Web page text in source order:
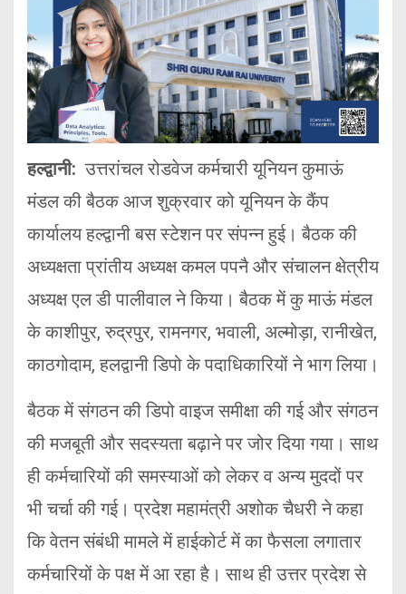
हल्द्वानी: उत्तरांचल रोडवेज कर्मचारी यूनियन कुमाऊं
मंडल की बैठक आज शुक्रवार को यूनियन के कैंप
कार्यालय हल्द्वानी बस स्टेशन पर संपन्न हुई। बैठक की
अध्यक्षता प्रांतीय अध्यक्ष कमल पपनै और संचालन क्षेत्रीय
अध्यक्ष एल डी पालीवाल ने किया। बैठक में कु माऊं मंडल
के काशीपुर, रुद्रपुर, रामनगर, भवाली, अल्मोड़ा, रानीखेत,
काठगोदाम, हलद्वानी डिपो के पदाधिकारियों ने भाग लिया।
बैठक में संगठन की डिपो वाइज समीक्षा की गई और संगठन
की मजबूती और सदस्यता बढ़ाने पर जोर दिया गया। साथ
ही कर्मचारियों की समस्याओं को लेकर व अन्य मुददों पर
भी चर्चा की गई। प्रदेश महामंत्री अशोक चैधरी ने कहा
कि वेतन संबंधी मामले में हाईकोर्ट में का फैसला लगातार
कर्मचारियों के पक्ष में आ रहा है। साथ ही उत्तर प्रदेश से